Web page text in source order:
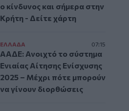
ο κίνδυνος και σήμερα στην
Κρήτη - Δείτε χάρτη
ΕΛΛAΔΑ 07:15
ΑΑΔΕ: Ανοιχτό το σύστημα
Ενιαίας Αίτησης Ενίσχυσης
2025 – Μέχρι πότε μπορούν
να γίνουν διορθώσεις